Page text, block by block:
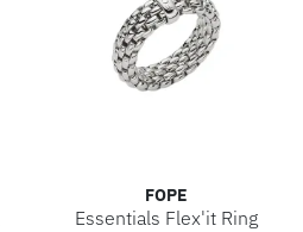
FOPE
Essentials Flex'it Ring